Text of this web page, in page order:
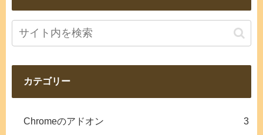
カテゴリー
Chromeのアドオン 3